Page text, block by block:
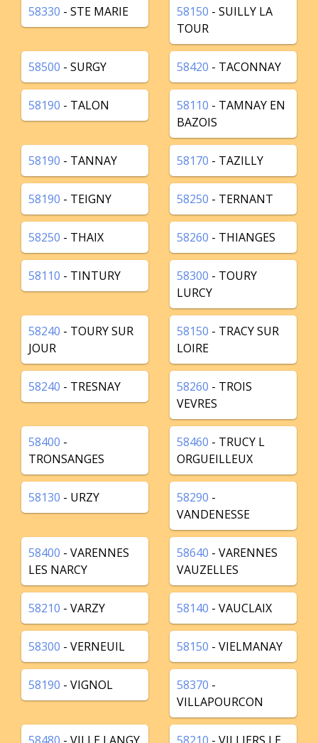
58330 - STE MARIE 58150 - SUILLY LA
TOUR
58500 - SURGY 58420 - TACONNAY
58190 - TALON 58110 - TAMNAY EN
BAZOIS
58190 - TANNAY 58170 - TAZILLY
58190 - TEIGNY 58250 - TERNANT
58250 - THAIX 58260 - THIANGES
58110 - TINTURY 58300 - TOURY
LURCY
58240 - TOURY SUR
JOUR
58150 - TRACY SUR
LOIRE
58240 - TRESNAY 58260 - TROIS
VEVRES
58400 -
TRONSANGES
58460 - TRUCY L
ORGUEILLEUX
58130 - URZY 58290 -
VANDENESSE
58400 - VARENNES
LES NARCY
58640 - VARENNES
VAUZELLES
58210 - VARZY 58140 - VAUCLAIX
58300 - VERNEUIL 58150 - VIELMANAY
58190 - VIGNOL 58370 -
VILLAPOURCON